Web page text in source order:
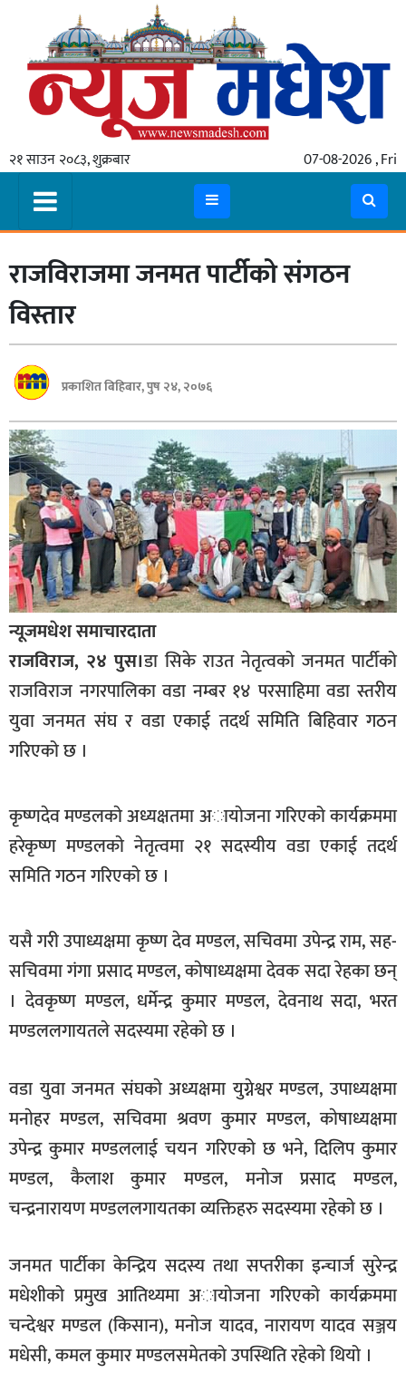
२१ साउन २०८३, शुक्रबार 07-08-2026 , Fri
गृहपृष्ठ
स्थानीय
प्रदेश
मधेश
प्रदेश
लुम्बिनी
गण्डकी
बागमती
कर्णाली
सुदूरपश्चिम
मधेश
विशेष
राजनीति
प्रमुख
समाचार
राष्ट्रिय
अन्तराष्ट्रिय
अन्तरबार्ता
खेलकुद
मनोरञ्जन
/
भिडियो
अन्य
समाज
विचार
स्वास्थ्य
राजविराजमा जनमत पार्टीको संगठन
विस्तार
प्रकाशित बिहिबार, पुष २४, २०७६
न्यूजमधेश समाचारदाता
राजविराज, २४ पुस।डा सिके राउत नेतृत्वको जनमत पार्टीको
राजविराज नगरपालिका वडा नम्बर १४ परसाहिमा वडा स्तरीय
युवा जनमत संघ र वडा एकाई तदर्थ समिति बिहिवार गठन
गरिएको छ ।
कृष्णदेव मण्डलकाे अध्यक्षतमा अायाेजना गरिएको कार्यक्रममा
हरेकृष्ण मण्डलकाे नेतृत्वमा २१ सदस्यीय वडा एकाई तदर्थ
समिति गठन गरिएको छ ।
यसै गरी उपाध्यक्षमा कृष्ण देव मण्डल, सचिवमा उपेन्द्र राम, सह-
सचिवमा गंगा प्रसाद मण्डल, काेषाध्यक्षमा देवक सदा रेहका छन्
। देवकृष्ण मण्डल, धर्मेन्द्र कुमार मण्डल, देवनाथ सदा, भरत
मण्डललगायतले सदस्यमा रहेकाे छ ।
वडा युवा जनमत संघकाे अध्यक्षमा युग्नेश्वर मण्डल, उपाध्यक्षमा
मनाेहर मण्डल, सचिवमा श्रवण कुमार मण्डल, काेषाध्यक्षमा
उपेन्द्र कुमार मण्डललाई चयन गरिएको छ भने, दिलिप कुमार
मण्डल, कैलाश कुमार मण्डल, मनाेज प्रसाद मण्डल,
चन्द्रनारायण मण्डललगायतका व्यक्तिहरु सदस्यमा रहेकाे छ ।
जनमत पार्टीका केन्द्रिय सदस्य तथा सप्तरीका इन्चार्ज सुरेन्द्र
मधेशीको प्रमुख आतिथ्यमा अायाेजना गरिएको कार्यक्रममा
चन्देश्वर मण्डल (किसान), मनाेज यादव, नारायण यादव सञ्जय
मधेसी, कमल कुमार मण्डलसमेतको उपस्थिति रहेकाे थियो ।